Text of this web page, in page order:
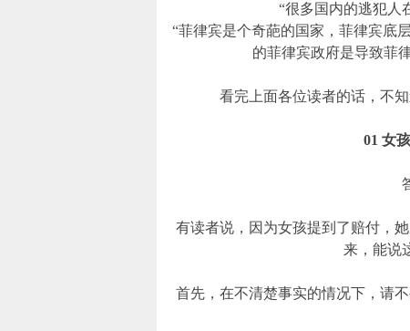
“很多国内的逃犯人
“菲律宾是个奇葩的国家，菲律宾底
的菲律宾政府是导致菲
看完上面各位读者的话，不
01 女
有读者说，因为女孩提到了赔付，
来，能说
首先，在不清楚事实的情况下，请